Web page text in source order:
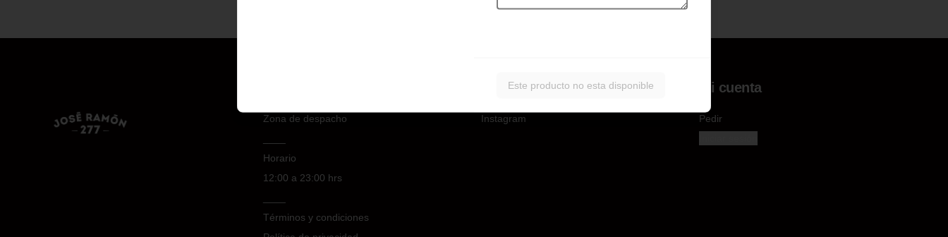
Zona de despacho
Horario
12:00 a 23:00 hrs
Términos y condiciones
Redes sociales
Instagram
Mi cuenta
Pedir
Este producto no esta disponible